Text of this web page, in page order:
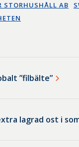
STORHUSHÅLL AB
”filbälte”
lagrad ost i